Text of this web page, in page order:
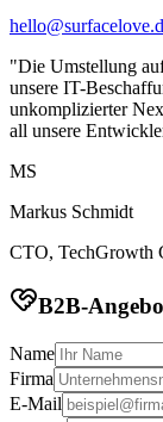
"Die Umstellung
unsere IT-
unkomplizierter
all unsere
MS
Markus Schmidt
CTO, TechGrowth
B2B-
Name
Firma
E-Mail